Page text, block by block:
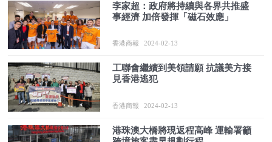
李家超：政府將持續與各界共推盛
事經濟 加倍發揮「磁石效應」
香港商報 2024-02-13
工聯會繼續到美領請願 抗議美方接
見香港逃犯
香港商報 2024-02-13
港珠澳大橋將現返程高峰 運輸署籲